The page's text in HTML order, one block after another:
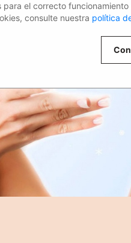
para el correcto
consulte nuestra política